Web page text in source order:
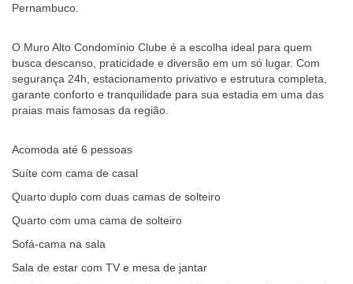
Pernambuco.
O Muro Alto Condomínio Clube é a escolha ideal para quem
busca descanso, praticidade e diversão em um só lugar. Com
segurança 24h, estacionamento privativo e estrutura completa,
garante conforto e tranquilidade para sua estadia em uma das
praias mais famosas da região.
Acomoda até 6 pessoas
Suíte com cama de casal
Quarto duplo com duas camas de solteiro
Quarto com uma cama de solteiro
Sofá-cama na sala
Sala de estar com TV e mesa de jantar